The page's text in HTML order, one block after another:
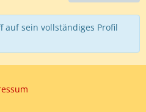
auf sein vollständiges Profil